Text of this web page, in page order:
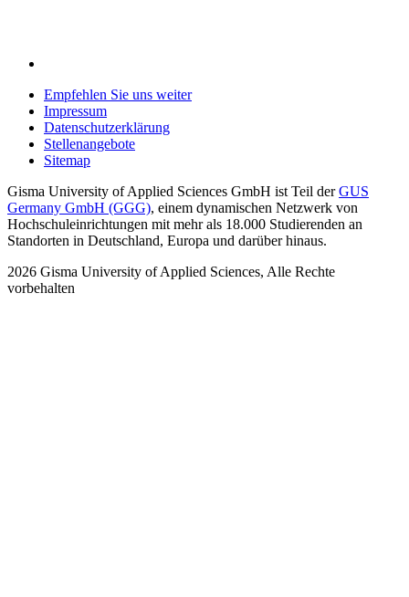
Empfehlen Sie uns weiter
Impressum
Datenschutzerklärung
Stellenangebote
Sitemap
Gisma University of Applied Sciences GmbH ist Teil derGUS
Germany GmbH (GGG), einem dynamischen Netzwerk von
Hochschuleinrichtungen mit mehr als 18.000 Studierenden an
Standorten in Deutschland, Europa und darüber hinaus.
2026 Gisma University of Applied Sciences, Alle Rechte
vorbehalten